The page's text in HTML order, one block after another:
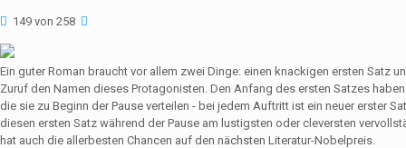
149 von 258
Ein guter Roman braucht vor allem zwei Dinge: einen knackigen ersten Satz
Zuruf den Namen dieses Protagonisten. Den Anfang des ersten Satzes
die sie zu Beginn der Pause verteilen - bei jedem Auftritt ist ein neuer erster
diesen ersten Satz während der Pause am lustigsten oder cleversten
hat auch die allerbesten Chancen auf den nächsten Literatur-Nobelpreis.